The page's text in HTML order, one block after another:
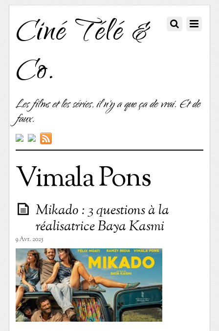
Ciné Télé &
Co.
Les films et les séries, il n'y a que ça de vrai. Et de
faux.
Vimala Pons
Mikado : 3 questions à la
réalisatrice Baya Kasmi
9 Avr. 2025